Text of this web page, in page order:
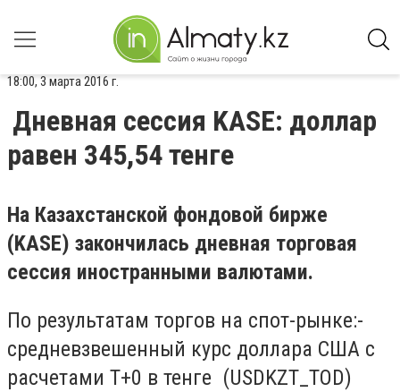
18:00, 3 марта 2016 г.
Дневная сессия KASE: доллар
равен 345,54 тенге
На Казахстанской фондовой бирже
(KASE) закончилась дневная торговая
сессия иностранными валютами.
По результатам торгов на спот-рынке:-
средневзвешенный курс доллара США с
расчетами T+0 в тенге (USDKZT_TOD)